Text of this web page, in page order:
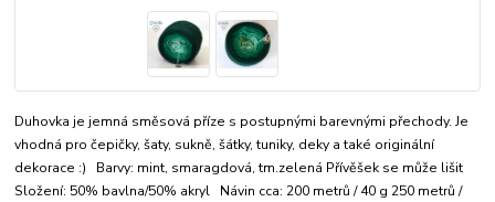
Duhovka je jemná směsová příze s postupnými barevnými přechody. Je
vhodná pro čepičky, šaty, sukně, šátky, tuniky, deky a také originální
dekorace :) Barvy: mint, smaragdová, tm.zelená Přívěšek se může lišit
Složení: 50% bavlna/50% akryl Návin cca: 200 metrů / 40 g 250 metrů /